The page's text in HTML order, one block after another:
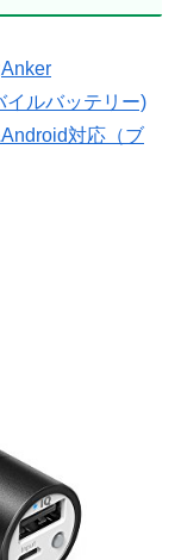
Anker
イルバッテリー)
対応（ブ